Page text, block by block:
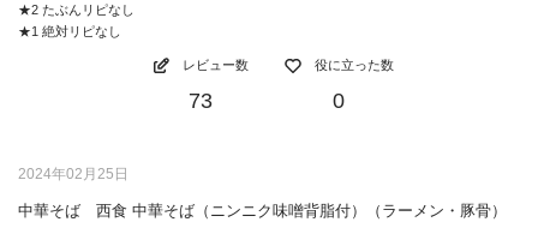
★2 たぶんリピなし
★1 絶対リピなし
レビュー数
73
役に立った数
0
2024年02月25日
中華そば 西食 中華そば（ニンニク味噌背脂付）（ラーメン・豚骨）